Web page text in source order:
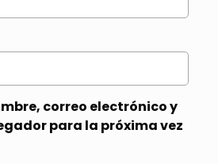
correo electrónico y
para la próxima vez